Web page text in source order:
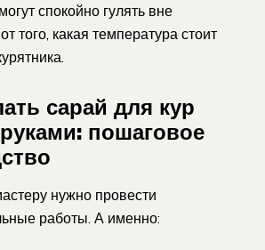
спокойно гулять вне
того, какая температура стоит
сарай для кур
пошаговое
нужно провести
работы. А именно: